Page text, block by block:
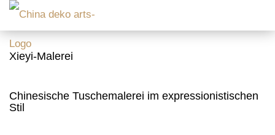
Xieyi-Malerei
Chinesische Tuschemalerei im expressionistischen
Stil